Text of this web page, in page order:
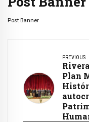
Post Banner
PREVIOUS
Plan